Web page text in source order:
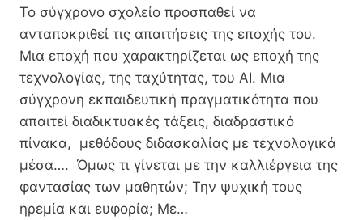
Το σύγχρονο σχολείο προσπαθεί να
ανταποκριθεί τις απαιτήσεις της εποχής του.
Μια εποχή που χαρακτηρίζεται ως εποχή της
τεχνολογίας, της ταχύτητας, του AI. Μια
σύγχρονη εκπαιδευτική πραγματικότητα που
απαιτεί διαδικτυακές τάξεις, διαδραστικό
πίνακα, μεθόδους διδασκαλίας με τεχνολογικά
μέσα…. Όμως τι γίνεται με την καλλιέργεια της
φαντασίας των μαθητών; Την ψυχική τους
ηρεμία και ευφορία; Με…